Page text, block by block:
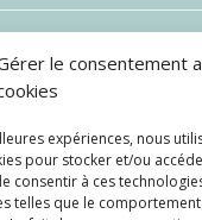
le consentement
expériences, nous
pour stocker et/ou
consentir à ces
telles que le